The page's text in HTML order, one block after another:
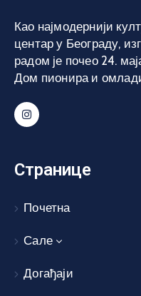
Као најмодернији
центар у Београду,
радом је почео 24.
Дом пионира и
Странице
Почетна
Сале
Догађаји